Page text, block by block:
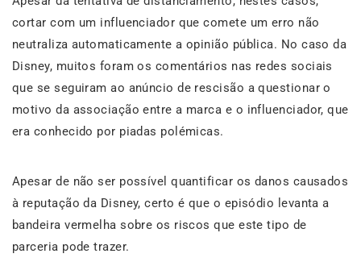
cortar com um influenciador que comete um erro não
neutraliza automaticamente a opinião pública. No caso da
Disney, muitos foram os comentários nas redes sociais
que se seguiram ao anúncio de rescisão a questionar o
motivo da associação entre a marca e o influenciador, que
era conhecido por piadas polémicas.
Apesar de não ser possível quantificar os danos causados
à reputação da Disney, certo é que o episódio levanta a
bandeira vermelha sobre os riscos que este tipo de
parceria pode trazer.